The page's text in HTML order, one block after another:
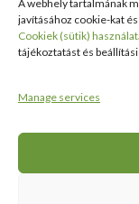
A webhely tartalmának
javításához cookie-kat
Cookiek (sütik)
tájékoztatást és
Manage services
14:00